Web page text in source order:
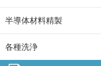
半導体材料精製
各種洗浄